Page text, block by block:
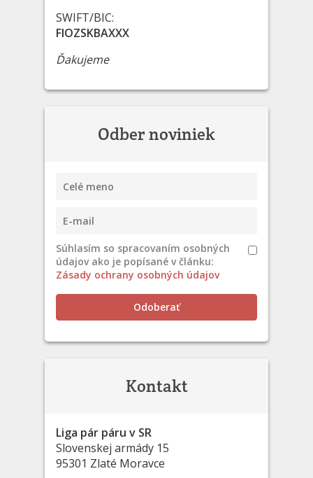
SWIFT/BIC:
FIOZSKBAXXX
Ďakujeme
Odber noviniek
Súhlasím so spracovaním osobných
údajov ako je popísané v článku:
Zásady ochrany osobných údajov
Odoberať
Kontakt
Liga pár páru v SR
Slovenskej armády 15
95301 Zlaté Moravce